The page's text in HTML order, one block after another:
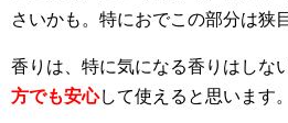
さいかも。特におでこの部分は狭
香りは、特に気になる香りはしな
方でも安心して使えると思います。